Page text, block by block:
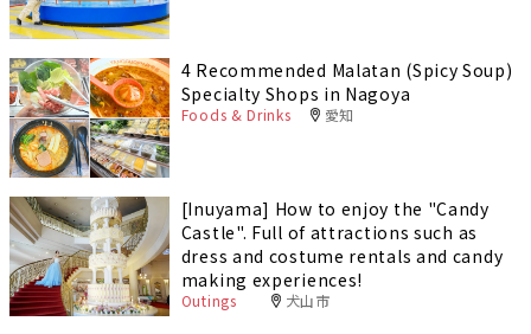
4 Recommended Malatan (Spicy Soup)
Specialty Shops in Nagoya
Foods & Drinks 愛知
[Inuyama] How to enjoy the "Candy
Castle". Full of attractions such as
dress and costume rentals and candy
making experiences!
Outings 犬山市